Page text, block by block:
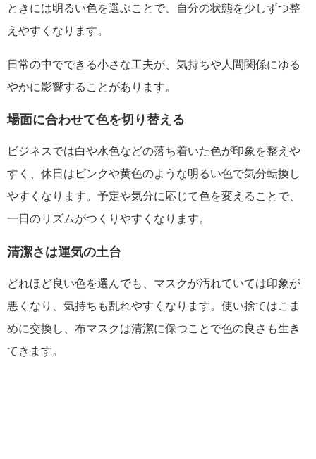
ときには明るい色を選ぶことで、自分の状態を少しずつ整
えやすくなります。
日常の中でできる小さな工夫が、気持ちや人間関係にゆる
やかに影響することがあります。
場面に合わせて色を切り替える
ビジネスでは白や水色などの落ち着いた色が印象を整えや
すく、休日はピンクや黄色のような明るい色で気分転換し
やすくなります。予定や気分に応じて色を変えることで、
一日のリズムがつくりやすくなります。
清潔さは運気の土台
どれほど良い色を選んでも、マスクが汚れていては印象が
悪くなり、気持ちも乱れやすくなります。使い捨てはこま
めに交換し、布マスクは清潔に保つことで色の良さも生き
てきます。